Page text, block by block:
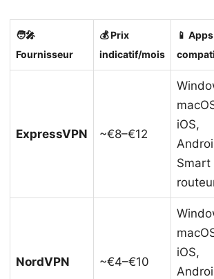
🧑‍🎤
Fournisseur
💰 Prix
indicatif/mois
📱 Apps
ExpressVPN ~€8–€12
iOS,
Smart
NordVPN ~€4–€10
iOS,